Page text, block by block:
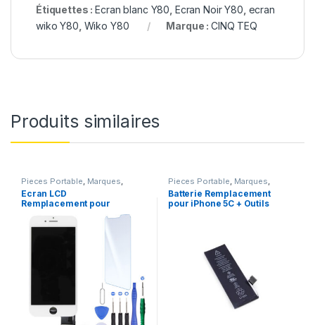
Étiquettes :Ecran blanc Y80 Ecran Noir Y80 ecran
wiko Y80 Wiko Y80 Marque : CINQ TEQ
Produits similaires
Pieces Portable Marques
Apple iPhone 7
Ecran LCD
Remplacement pour
Trempe +Kit
Pieces Portable Marques
Apple iPhone 5C Batteries et
chargeurs,Batteries Apple
Batterie Remplacement
pour iPhone 5C + Outils